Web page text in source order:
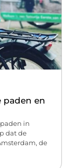
paden en
in
dat de
de